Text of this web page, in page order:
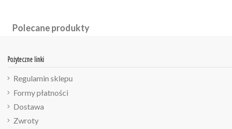
Polecane produkty
Pożyteczne linki
Regulamin sklepu
Formy płatności
Dostawa
Zwroty